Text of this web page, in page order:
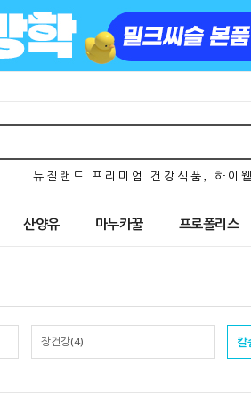
뉴 질 랜 드 프 리 미 엄 건 강 식 품 , 하 이 웰
산양유 마누카꿀 프로폴리스
장건강(4) 칼